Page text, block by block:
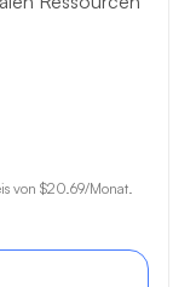
von $20.69/Monat.